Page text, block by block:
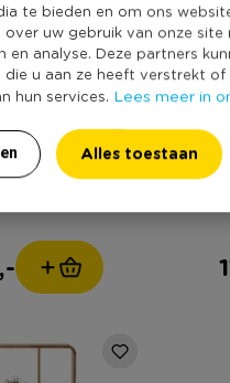
te bieden en om ons
uw gebruik van onze
en analyse. Deze partners
u aan ze heeft verstrekt
hun services. Lees meer in
Alles toestaan
Variée met 9
- bruin/wit -